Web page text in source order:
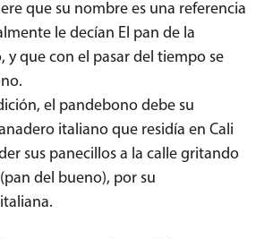
que su nombre es una referencia
le decían El pan de la
y que con el pasar del tiempo se
el pandebono debe su
italiano que residía en Cali
sus panecillos a la calle gritando
del bueno), por su